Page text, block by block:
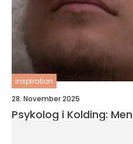
inspiration
28. November 2025
Psykolog i Kolding: